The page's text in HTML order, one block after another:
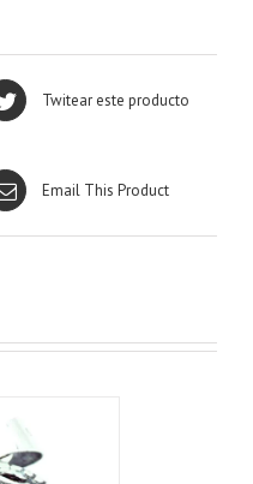
Twitear este producto
Email This Product